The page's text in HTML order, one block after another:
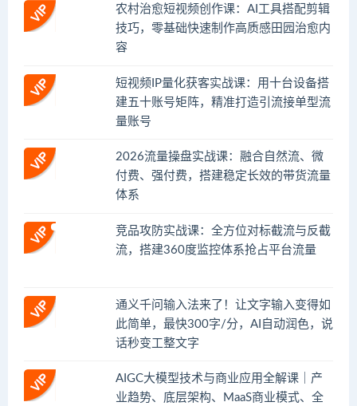
农村治愈短视频创作课：AI工具搭配剪辑
技巧，零基础快速制作高质感田园治愈内
容
短视频IP量化获客实战课：用十台设备搭
建五十账号矩阵，精准打造引流接单型流
量账号
2026流量操盘实战课：融合自然流、微
付费、强付费，搭建稳定长效的带货流量
体系
竞品攻防实战课：全方位对标截流与反截
流，搭建360度监控体系抢占平台流量
通义千问输入法来了！让文字输入变得如
此简单，最快300字/分，AI自动润色，说
话秒变工整文字
AIGC大模型技术与商业应用全解课｜产
业趋势、底层架构、MaaS商业模式、全